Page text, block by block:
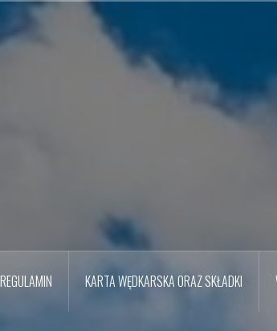
REGULAMIN KARTA WĘDKARSKA ORAZ SKŁADKI